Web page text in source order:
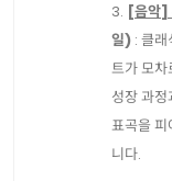
3. [음악]
일) : 클
트가 모차
성장 과
표곡을
니다.